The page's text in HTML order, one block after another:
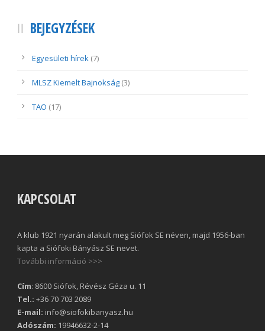
BEJEGYZÉSEK
Egyesületi hírek (7)
MLSZ Kiemelt Bajnokság (3)
TAO (17)
KAPCSOLAT
A klub 1921 nyarán alakult meg Siófok SE néven, majd 1956-ban
kapta a Siófoki Bányász SE nevet.
További információ >>>
Cím: 8600 Siófok, Révész Géza u. 11
Tel.: +36 70 703 2089
E-mail: info@siofokibanyasz.hu
Adószám: 19946632-2-14